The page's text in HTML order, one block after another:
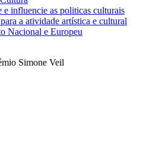
e influencie as politicas culturais
a atividade artística e cultural
Nacional e Europeu
Simone Veil